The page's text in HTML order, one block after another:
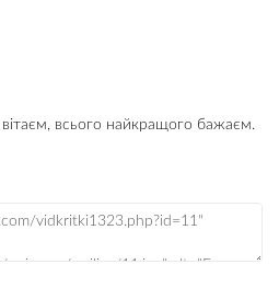
всього найкращого бажаєм.